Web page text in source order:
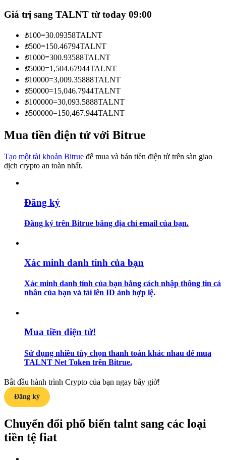
Thông tin
Phân tích dữ liệu lớn bao gồm thông tin giao dịch, v.v.
Hướng dẫn
Chiến lược giao dịch
Earn
Giá trị sang TALNT từ today 09:00
₺100=30.09358TALNT
₺500=150.46794TALNT
₺1000=300.93588TALNT
₺5000=1,504.67944TALNT
₺10000=3,009.35888TALNT
₺50000=15,046.7944TALNT
₺100000=30,093.5888TALNT
₺500000=150,467.944TALNT
Mua tiền điện tử với Bitrue
Tạo một tài khoản Bitrue để mua và bán tiền điện tử trên sàn giao
dịch crypto an toàn nhất.
Đăng ký
Đăng ký trên Bitrue bằng địa chỉ email của bạn.
Xác minh danh tính của bạn
Xác minh danh tính của bạn bằng cách nhập thông tin cá
nhân của bạn và tải lên ID ảnh hợp lệ.
Mua tiền điện tử!
Sử dụng nhiều tùy chọn thanh toán khác nhau để mua
TALNT Net Token trên Bitrue.
Bắt đầu hành trình Crypto của bạn ngay bây giờ!
Đăng ký
Chuyển đổi phổ biến talnt sang các loại
tiền tệ fiat